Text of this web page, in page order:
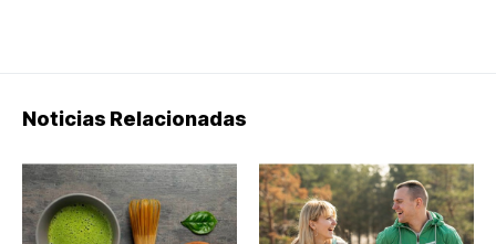
Noticias Relacionadas